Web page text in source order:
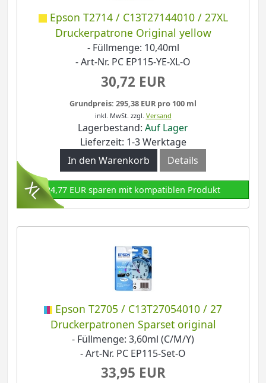
Epson T2714 / C13T27144010 / 27XL
Druckerpatrone Original yellow
- Füllmenge: 10,40ml
- Art-Nr. PC EP115-YE-XL-O
30,72 EUR
Grundpreis: 295,38 EUR pro 100 ml
inkl. MwSt. zzgl. Versand
Lagerbestand: Auf Lager
Lieferzeit: 1-3 Werktage
In den Warenkorb
Details
24,77 EUR sparen mit kompatiblen Produkt
Epson T2705 / C13T27054010 / 27
Druckerpatronen Sparset original
- Füllmenge: 3,60ml (C/M/Y)
- Art-Nr. PC EP115-Set-O
33,95 EUR